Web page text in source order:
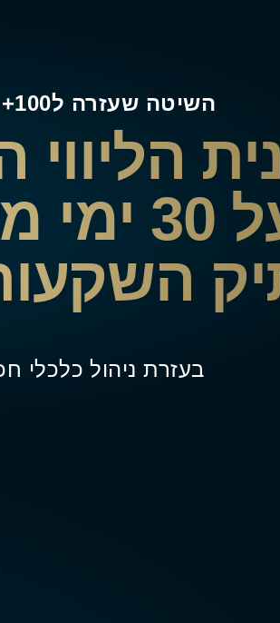
השיטה שעזרה ל100+ משרתי מילואים להתחיל להשקיע ולבנות עתיד כלכלי חזק
מעל
בעזרת ניהול כלכלי